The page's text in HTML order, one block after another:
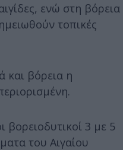
ενώ στη βόρεια
τοπικές
και βόρεια η
βορειοδυτικοί 3 με 5
του Αιγαίου